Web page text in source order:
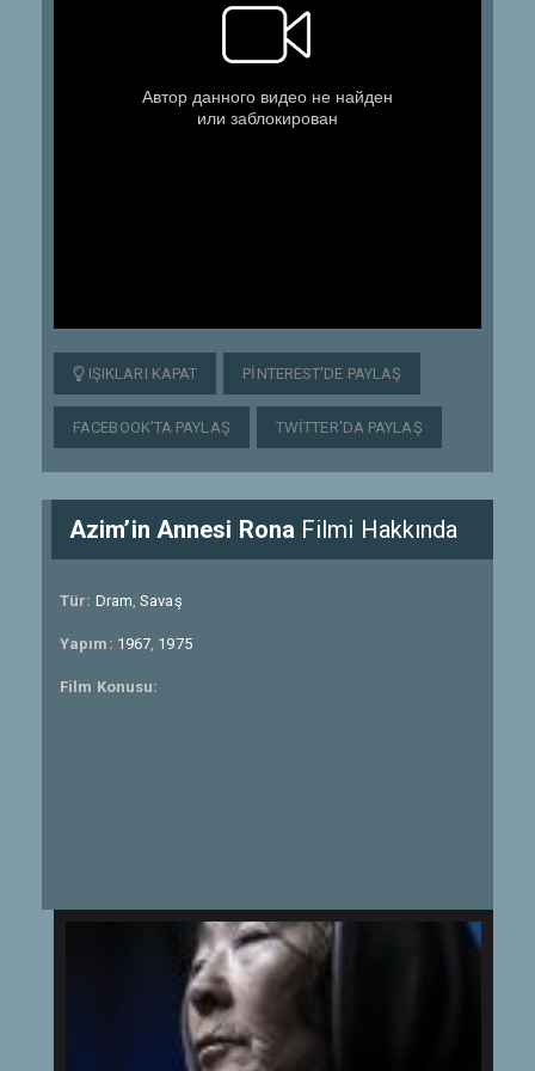
IŞIKLARI KAPAT PINTEREST'DE PAYLAŞ
FACEBOOK'TA PAYLAŞ TWITTER'DA PAYLAŞ
Azim’in Annesi Rona Filmi Hakkında
Tür: Dram,Savaş
Yapım: 1967, 1975
Film Konusu: